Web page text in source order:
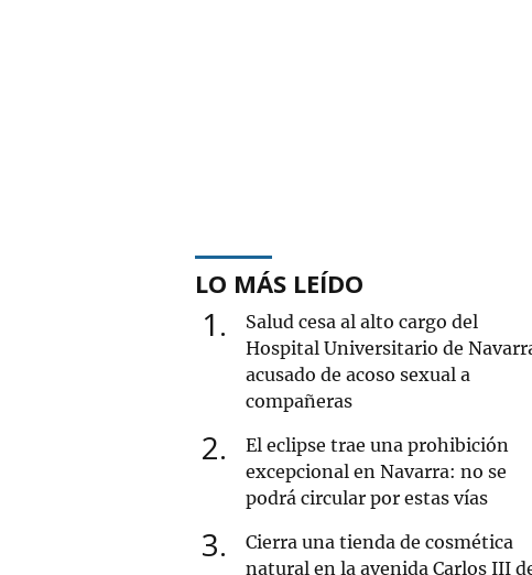
LO MÁS LEÍDO
1
Salud cesa al alto cargo del
Hospital Universitario de
acusado de acoso sexual a
compañeras
2
El eclipse trae una prohibición
excepcional en Navarra: no se
podrá circular por estas vías
3
Cierra una tienda de cosmética
natural en la avenida Carlos III